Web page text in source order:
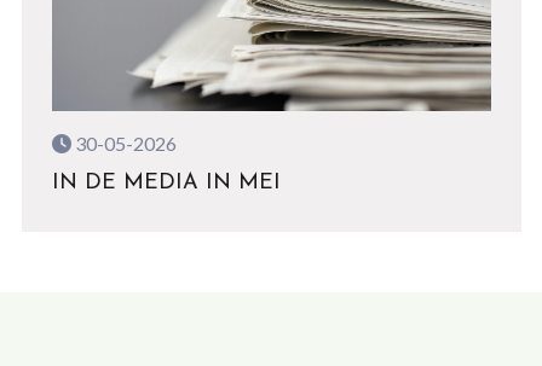
30-05-2026
IN DE MEDIA IN MEI